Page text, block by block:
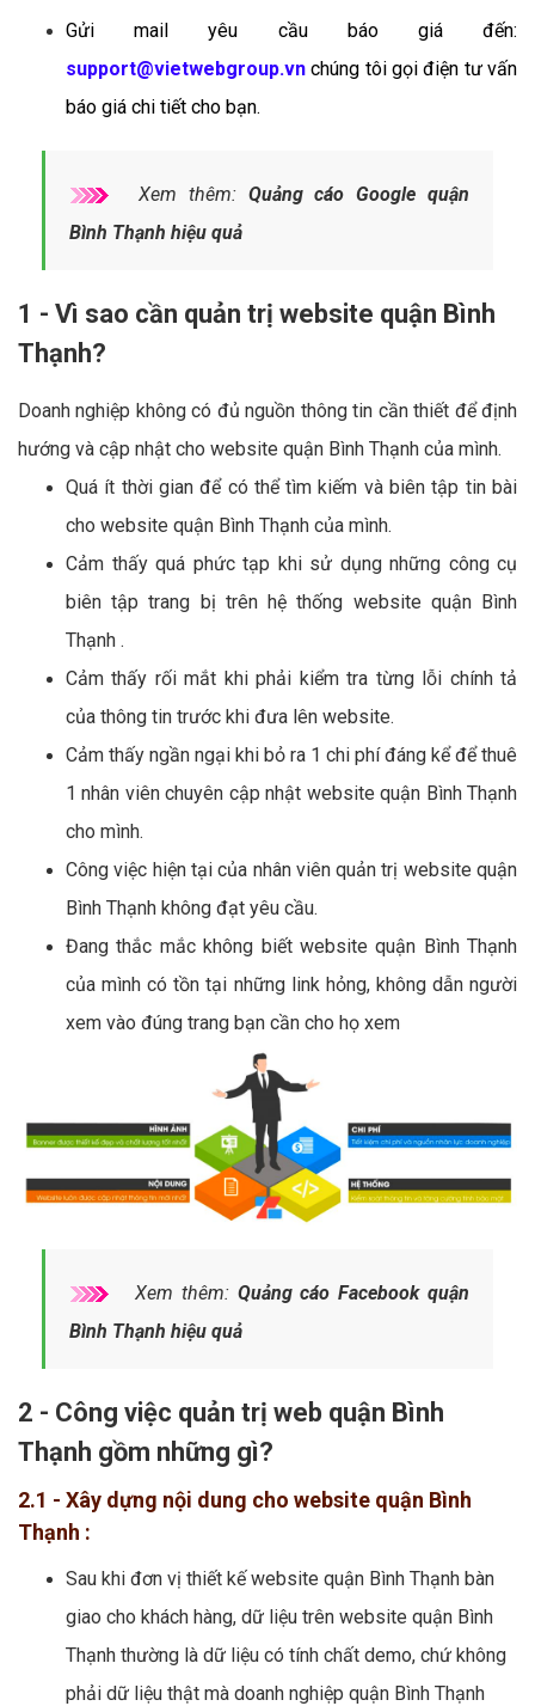
Gửi mail yêu cầu báo giá đến:
support@vietwebgroup.vn chúng tôi gọi điện tư vấn
báo giá chi tiết cho bạn.
Xem thêm: Quảng cáo Google quận
Bình Thạnh hiệu quả
1 - Vì sao cần quản trị website quận Bình
Thạnh?
Doanh nghiệp không có đủ nguồn thông tin cần thiết để định
hướng và cập nhật cho website quận Bình Thạnh của mình.
Quá ít thời gian để có thể tìm kiếm và biên tập tin bài
cho website quận Bình Thạnh của mình.
Cảm thấy quá phức tạp khi sử dụng những công cụ
biên tập trang bị trên hệ thống website quận Bình
Thạnh .
Cảm thấy rối mắt khi phải kiểm tra từng lỗi chính tả
của thông tin trước khi đưa lên website.
Cảm thấy ngần ngại khi bỏ ra 1 chi phí đáng kể để thuê
1 nhân viên chuyên cập nhật website quận Bình Thạnh
cho mình.
Công việc hiện tại của nhân viên quản trị website quận
Bình Thạnh không đạt yêu cầu.
Đang thắc mắc không biết website quận Bình Thạnh
của mình có tồn tại những link hỏng, không dẫn người
xem vào đúng trang bạn cần cho họ xem
Xem thêm: Quảng cáo Facebook quận
Bình Thạnh hiệu quả
2 - Công việc quản trị web quận Bình
Thạnh gồm những gì?
2.1 - Xây dựng nội dung cho website quận Bình
Thạnh :
Sau khi đơn vị thiết kế website quận Bình Thạnh bàn
giao cho khách hàng, dữ liệu trên website quận Bình
Thạnh thường là dữ liệu có tính chất demo, chứ không
phải dữ liệu thật mà doanh nghiệp quận Bình Thạnh